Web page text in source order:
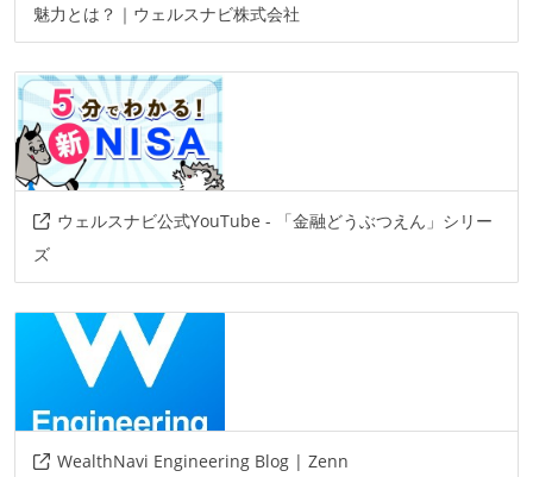
springboot
魅力とは？｜ウェルスナビ株式会社
ウェルスナビ公式YouTube - 「金融どうぶつえん」シリー
ズ
WealthNavi Engineering Blog | Zenn